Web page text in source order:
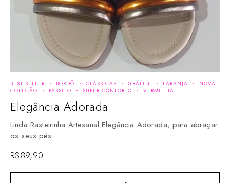
BEST SELLER BORDÔ CLÁSSICAS GRAFITE LARANJA
NOVA
COLEÇÃO
PASSEIO SUPER CONFORTO VERMELHA
Elegância Adorada
Linda Rasteirinha Artesanal Elegância Adorada, para abraçar
os seus pés.
R$89,90